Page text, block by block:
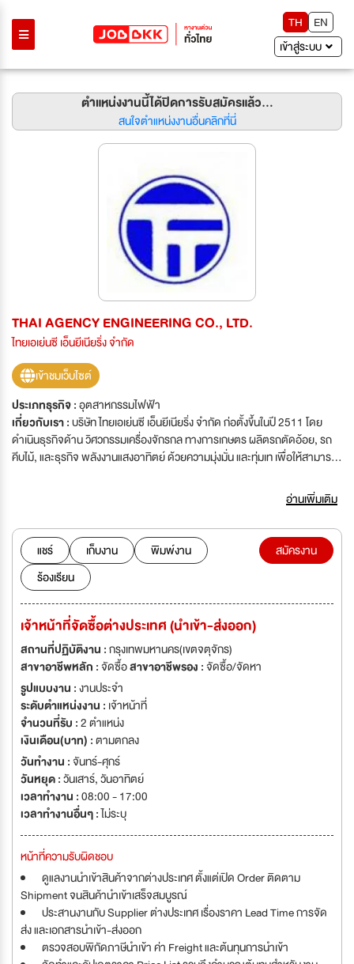
TH
EN
เข้าสู่ระบบ
ตำแหน่งงานนี้ได้ปิดการรับสมัครแล้ว...
สนใจตำแหน่งงานอื่นคลิกที่นี่
THAI AGENCY ENGINEERING CO., LTD.
ไทยเอเย่นซี เอ็นยีเนียริ่ง จำกัด
เข้าชมเว็บไซต์
ประเภทธุรกิจ :อุตสาหกรรมไฟฟ้า
เกี่ยวกับเรา :บริษัท ไทยเอเย่นซี เอ็นยีเนียริ่ง จำกัด ก่อตั้งขึ้นในปี 2511 โดย
ดำเนินธุรกิจด้าน วิศวกรรมเครื่องจักรกล ทางการเกษตร ผลิตรถตัดอ้อย, รถ
คีบไม้, และธุรกิจ พลังงานแสงอาทิตย์ ด้วยความมุ่งมั่น และทุ่มเท เพื่อให้สามารถ
อ่านเพิ่มเติม
แชร์ เก็บงาน
พิมพ์งาน
ร้องเรียน
สมัครงาน
เจ้าหน้าที่จัดซื้อต่างประเทศ (นำเข้า-ส่งออก)
สถานที่ปฏิบัติงาน :กรุงเทพมหานคร(เขตจตุจักร)
สาขาอาชีพหลัก :จัดซื้อสาขาอาชีพรอง :จัดซื้อ/จัดหา
รูปแบบงาน :งานประจำ
ระดับตำแหน่งงาน : เจ้าหน้าที่
จำนวนที่รับ :2 ตำแหน่ง
เงินเดือน(บาท) :ตามตกลง
วันทำงาน :จันทร์-ศุกร์
วันหยุด :วันเสาร์,วันอาทิตย์
เวลาทำงาน :08:00 - 17:00
เวลาทำงานอื่นๆ :ไม่ระบุ
หน้าที่ความรับผิดชอบ
ดูแลงานนำเข้าสินค้าจากต่างประเทศ ตั้งแต่เปิด Order ติดตาม
Shipment จนสินค้านำเข้าเสร็จสมบูรณ์
ประสานงานกับ Supplier ต่างประเทศ เรื่องราคา Lead Time การจัด
ส่ง และเอกสารนำเข้า-ส่งออก
ตรวจสอบพิกัดภาษีนำเข้า ค่า Freight และต้นทุนการนำเข้า